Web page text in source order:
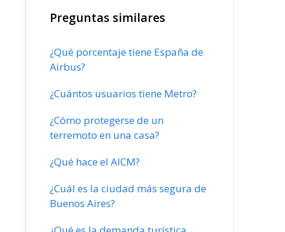
Preguntas similares
¿Qué porcentaje tiene España de
Airbus?
¿Cuántos usuarios tiene Metro?
¿Cómo protegerse de un
terremoto en una casa?
¿Qué hace el AICM?
¿Cuál es la ciudad más segura de
Buenos Aires?